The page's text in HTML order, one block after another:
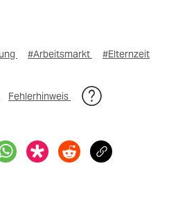
#Arbeitsmarkt #Elternzeit
Fehlerhinweis